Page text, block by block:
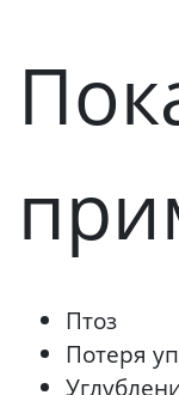
Птоз
Потеря